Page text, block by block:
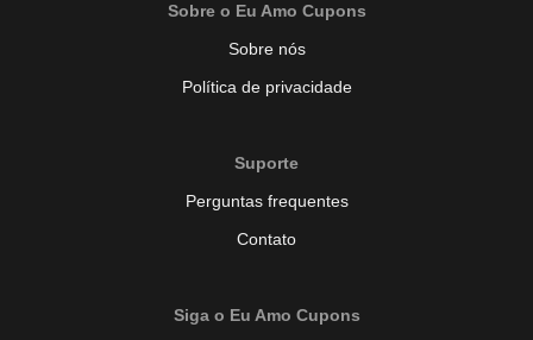
Sobre o Eu Amo Cupons
Sobre nós
Política de privacidade
Suporte
Perguntas frequentes
Contato
Siga o Eu Amo Cupons